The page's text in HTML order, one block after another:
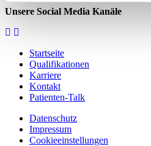
Unsere Social Media Kanäle
Startseite
Qualifikationen
Karriere
Kontakt
Patienten-Talk
Datenschutz
Impressum
Cookieeinstellungen